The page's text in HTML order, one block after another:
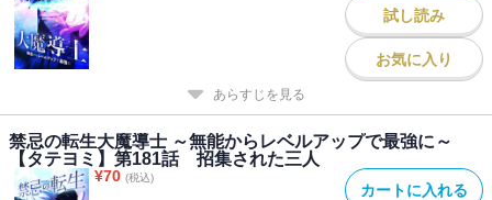
試し読み
お気に入り
あらすじを見る
禁忌の転生大魔導士 ～無能からレベルアップで最強に～
【タテヨミ】第181話 招集された三人
¥70 (税込)
カートに入れる